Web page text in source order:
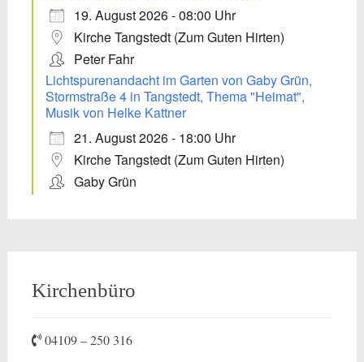
19. August 2026 - 08:00 Uhr
Kirche Tangstedt (Zum Guten Hirten)
Peter Fahr
Lichtspurenandacht im Garten von Gaby Grün,
Stormstraße 4 in Tangstedt, Thema "Heimat",
Musik von Helke Kattner
21. August 2026 - 18:00 Uhr
Kirche Tangstedt (Zum Guten Hirten)
Gaby Grün
Kirchenbüro
04109 – 250 316